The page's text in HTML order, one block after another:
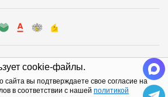
cookie-файлы.
сайта вы подтверждаете свое согласие на
в соответствии с нашей политикой
конфиденциальности